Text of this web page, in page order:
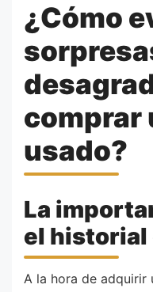
¿Cómo
comprar
usado?
La
el historial
A la hora de adquirir